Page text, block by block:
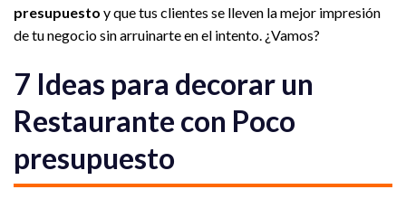
presupuesto y que tus clientes se lleven la mejor impresión
de tu negocio sin arruinarte en el intento. ¿Vamos?
7 Ideas para decorar un
Restaurante con Poco
presupuesto